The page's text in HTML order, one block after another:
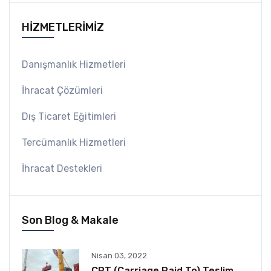
HİZMETLERİMİZ
Danışmanlık Hizmetleri
İhracat Çözümleri
Dış Ticaret Eğitimleri
Tercümanlık Hizmetleri
İhracat Destekleri
Son Blog & Makale
Nisan 03, 2022